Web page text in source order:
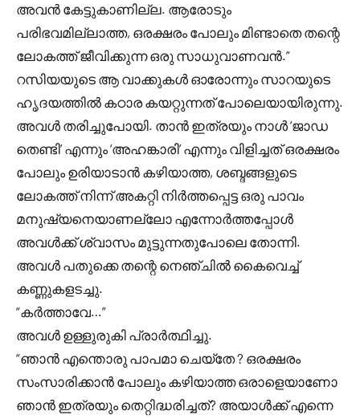
അവൻ കേട്ടുകാണില്ല. ആരോടും
പരിഭവമില്ലാത്ത, ഒരക്ഷരം പോലും മിണ്ടാതെ തന്റെ
ലോകത്ത് ജീവിക്കുന്ന ഒരു സാധുവാണവൻ.”
റസിയയുടെ ആ വാക്കുകൾ ഓരോന്നും സാറയുടെ
ഹൃദയത്തിൽ കഠാര കയറ്റുന്നത് പോലെയായിരുന്നു.
അവൾ തരിച്ചുപോയി. താൻ ഇത്രയും നാൾ ‘ജാഡ
തെണ്ടി’ എന്നും ‘അഹങ്കാരി’ എന്നും വിളിച്ചത് ഒരക്ഷരം
പോലും ഉരിയാടാൻ കഴിയാത്ത, ശബ്ദങ്ങളുടെ
ലോകത്ത് നിന്ന് അകറ്റി നിർത്തപ്പെട്ട ഒരു പാവം
മനുഷ്യനെയാണല്ലോ എന്നോർത്തപ്പോൾ
അവൾക്ക് ശ്വാസം മുട്ടുന്നതുപോലെ തോന്നി.
അവൾ പതുക്കെ തന്റെ നെഞ്ചിൽ കൈവെച്ച്
കണ്ണുകളടച്ചു.
“കർത്താവേ…”
അവൾ ഉള്ളുരുകി പ്രാർത്ഥിച്ചു.
“ഞാൻ എന്തൊരു പാപമാ ചെയ്തേ ? ഒരക്ഷരം
സംസാരിക്കാൻ പോലും കഴിയാത്ത ഒരാളെയാണോ
ഞാൻ ഇത്രയും തെറ്റിദ്ധരിച്ചത്? അയാൾക്ക് എന്നെ